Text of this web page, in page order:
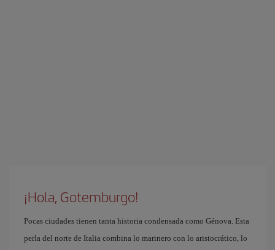
¡Hola, Gotemburgo!
Pocas ciudades tienen tanta historia condensada como Génova. Esta
perla del norte de Italia combina lo marinero con lo aristocrático, lo